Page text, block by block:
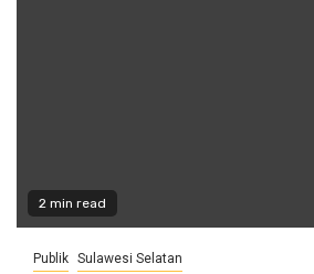
2 min read
Publik Sulawesi Selatan